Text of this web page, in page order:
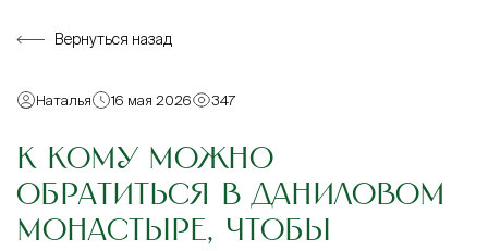
Вернуться назад
Наталья 16 мая 2026 347
К КОМУ МОЖНО
ОБРАТИТЬСЯ В ДАНИЛОВОМ
МОНАСТЫРЕ, ЧТОБЫ